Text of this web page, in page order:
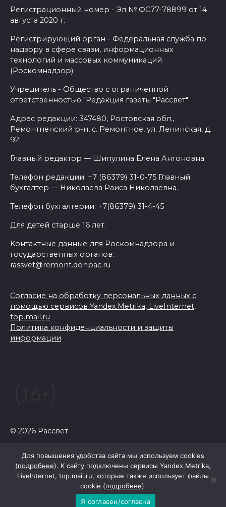
Регистрационный номер - Эл № ФС77-78899 от 14
августа 2020 г.
Регистрирующий орган - Федеральная служба по
надзору в сфере связи, информационных
технологий и массовых коммуникаций
(Роскомнадзор)
Учредитель - Общество с ограниченной
ответственностью "Редакция газеты "Рассвет"
Адрес редакции: 347480, Ростовская обл.,
Ремонтненский р-н, с. Ремонтное, ул. Ленинская, д.
92
Главный редактор — Шипулина Елена Антоновна.
Телефон редакции: +7 (86379) 31-0-75 Главный
бухгалтер — Николаева Раиса Николаевна.
Телефон бухгалтерии: +7(86379) 31-4-45
Для детей старше 16 лет.
Контактные данные для Роскомнадзора и
государственных органов:
rassvet@remont.donpac.ru
Согласие на обработку персональных данных с
помощью сервисов Yandex.Metrika, LiveInternet,
top.mail.ru
Политика конфиденциальности и защиты
информации
© 2026 Рассвет
Для повышения удобства сайта мы используем cookies
(подробнее). К сайту подключены сервисы Yandex.Metrika,
LiveInternet, top.mail.ru, которые также использует файлы
cookie (подробнее).
Я согласен/согласна